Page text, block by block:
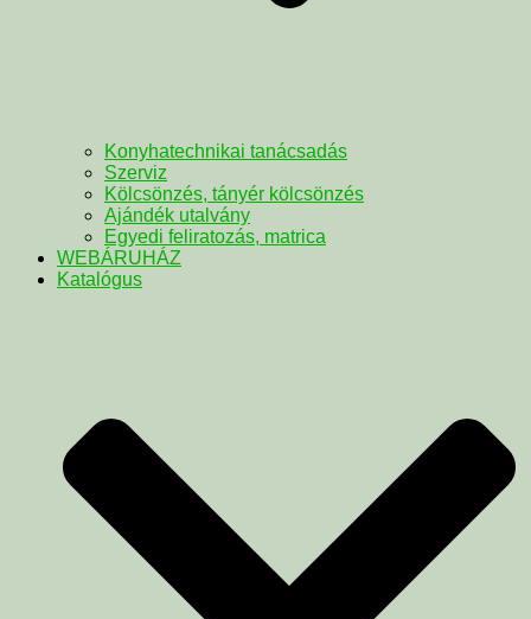
Konyhatechnikai tanácsadás
Szerviz
Kölcsönzés, tányér kölcsönzés
Ajándék utalvány
Egyedi feliratozás, matrica
WEBÁRUHÁZ
Katalógus